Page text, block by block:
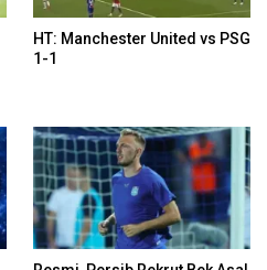
HT: Manchester United vs PSG
1-1